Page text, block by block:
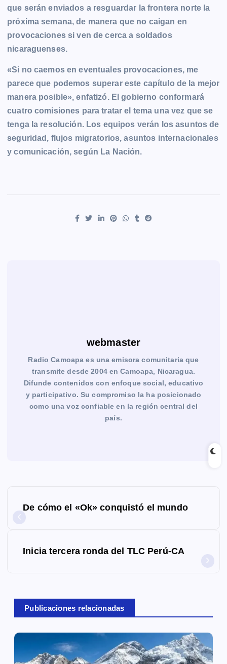
que serán enviados a resguardar la frontera norte la
próxima semana, de manera que no caigan en
provocaciones si ven de cerca a soldados
nicaraguenses.
«Si no caemos en eventuales provocaciones, me
parece que podemos superar este capítulo de la mejor
manera posible», enfatizó. El gobierno conformará
cuatro comisiones para tratar el tema una vez que se
tenga la resolución. Los equipos verán los asuntos de
seguridad, flujos migratorios, asuntos internacionales
y comunicación, según La Nación.
webmaster
Radio Camoapa es una emisora comunitaria que
transmite desde 2004 en Camoapa, Nicaragua.
Difunde contenidos con enfoque social, educativo
y participativo. Su compromiso la ha posicionado
como una voz confiable en la región central del
país.
a
c
ó
De cómo el «Ok» conquistó el mundo
Inicia tercera ronda del TLC Perú-CA
Publicaciones relacionadas